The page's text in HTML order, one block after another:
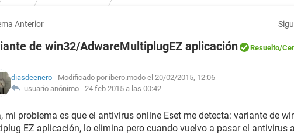
Anterior
de win32/AdwareMultiplugEZ aplicación Resuelto/
diasdeenero - Modificado por ibero.modo el 20/02/2015, 12:06
usuario anónimo - 24 feb 2015 a las 00:42
mi problema es que el antivirus online Eset me detecta: variante de
EZ aplicación, lo elimina pero cuando vuelvo a pasar el antivirus